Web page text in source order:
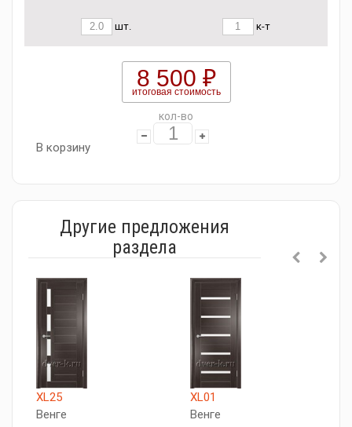
шт. к-т
8 500 ₽
итоговая стоимость
кол-во
В корзину
Другие предложения
раздела
XL25
Венге
XL01
Венге